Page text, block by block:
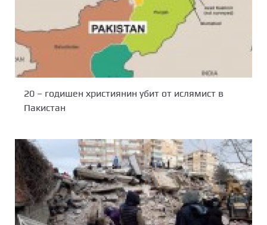
20 – годишен християнин убит от ислямист в
Пакистан